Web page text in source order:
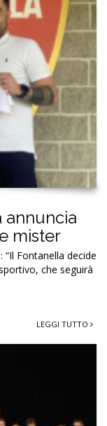
annuncia
mister
Fontanella decide
che seguirà
LEGGI TUTTO